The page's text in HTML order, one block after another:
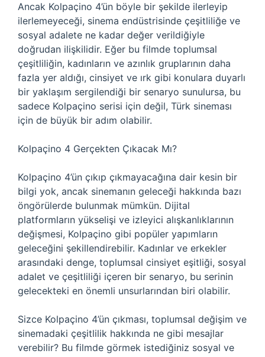
Ancak Kolpaçino 4’ün böyle bir şekilde ilerleyip
ilerlemeyeceği, sinema endüstrisinde çeşitliliğe ve
sosyal adalete ne kadar değer verildiğiyle
doğrudan ilişkilidir. Eğer bu filmde toplumsal
çeşitliliğin, kadınların ve azınlık gruplarının daha
fazla yer aldığı, cinsiyet ve ırk gibi konulara duyarlı
bir yaklaşım sergilendiği bir senaryo sunulursa, bu
sadece Kolpaçino serisi için değil, Türk sineması
için de büyük bir adım olabilir.
Kolpaçino 4 Gerçekten Çıkacak Mı?
Kolpaçino 4’ün çıkıp çıkmayacağına dair kesin bir
bilgi yok, ancak sinemanın geleceği hakkında bazı
öngörülerde bulunmak mümkün. Dijital
platformların yükselişi ve izleyici alışkanlıklarının
değişmesi, Kolpaçino gibi popüler yapımların
geleceğini şekillendirebilir. Kadınlar ve erkekler
arasındaki denge, toplumsal cinsiyet eşitliği, sosyal
adalet ve çeşitliliği içeren bir senaryo, bu serinin
gelecekteki en önemli unsurlarından biri olabilir.
Sizce Kolpaçino 4’ün çıkması, toplumsal değişim ve
sinemadaki çeşitlilik hakkında ne gibi mesajlar
verebilir? Bu filmde görmek istediğiniz sosyal ve